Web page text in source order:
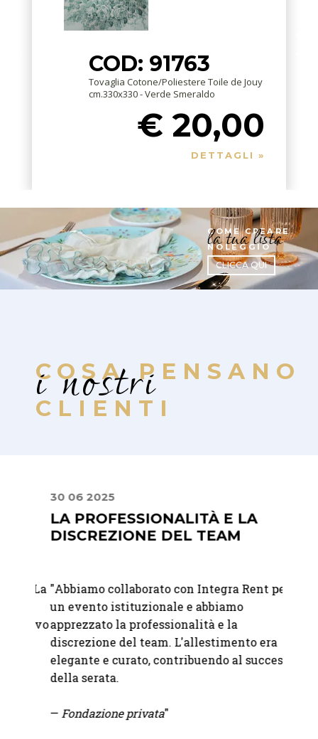
COD: 91763
Tovaglia Cotone/Poliestere Toile de Jouy
cm.330x330 - Verde Smeraldo
€ 20,00
DETTAGLI »
COME CREARE
la tua lista
NOLEGGIO
CLICCA QUI
COSA PENSANO
i nostri
CLIENTI
30 06 2025
LA PROFESSIONALITÀ E LA
DISCREZIONE DEL TEAM
"Abbiamo collaborato con Integra Rent per
un evento istituzionale e abbiamo
apprezzato la professionalità e la
discrezione del team. L'allestimento era
elegante e curato, contribuendo al successo
della serata.
Fondazione privata"